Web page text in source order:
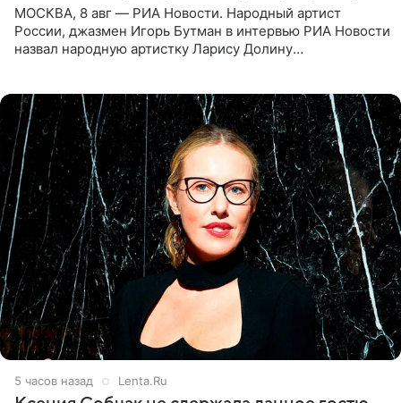
МОСКВА, 8 авг — РИА Новости. Народный артист
России, джазмен Игорь Бутман в интервью РИА Новости
назвал народную артистку Ларису Долину
5 часов назад Lenta.Ru